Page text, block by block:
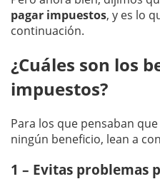
pagar impuestos, y es lo
continuación.
¿Cuáles son los
impuestos?
Para los que pensaban
ningún beneficio, lean a
1 – Evitas problemas